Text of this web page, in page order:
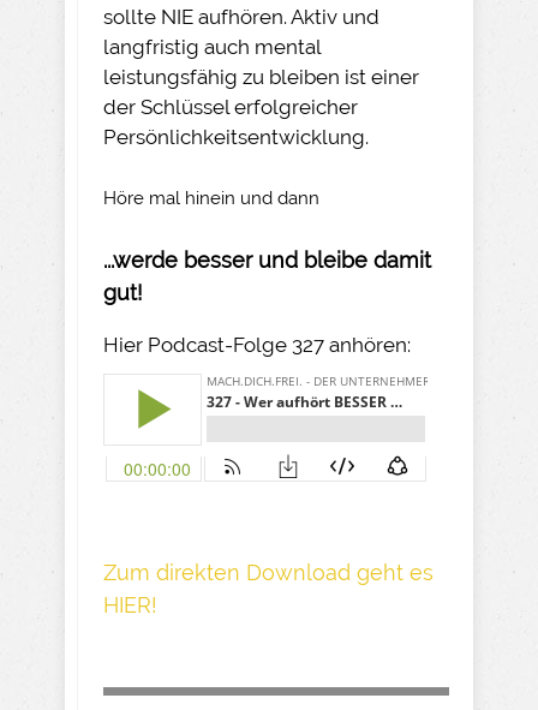
sollte NIE aufhören. Aktiv und
langfristig auch mental
leistungsfähig zu bleiben ist einer
der Schlüssel erfolgreicher
Persönlichkeitsentwicklung.
Höre mal hinein und dann
...werde besser und bleibe damit
gut!
Hier Podcast-Folge 327 anhören:
Z um direkte n Download geh t es
HIER!